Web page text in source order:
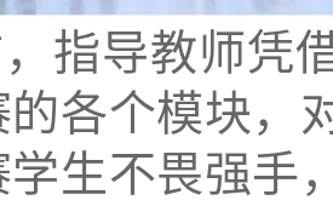
，指导教师凭
各个模块，
学生不畏强手